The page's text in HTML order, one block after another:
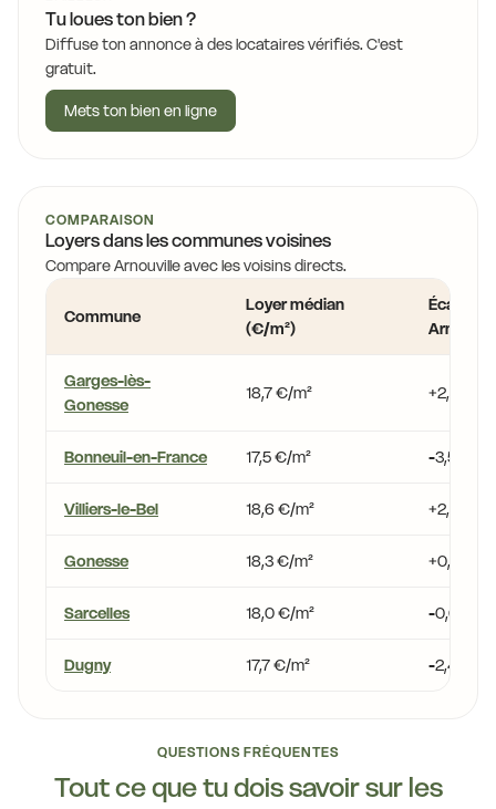
Tu loues ton bien ?
Diffuse ton annonce à des locataires vérifiés. C'est
gratuit.
Mets ton bien en ligne
COMPARAISON
Loyers dans les communes voisines
Compare Arnouville avec les voisins directs.
Commune
Loyer médian
(€/m²)
Écart vs
Garges-lès-
Gonesse
18,7 €/m² +2,8 %
Bonneuil-en-France 17,5 €/m² -3,5 %
Villiers-le-Bel 18,6 €/m² +2,4 %
Gonesse 18,3 €/m² +0,9 %
Sarcelles 18,0 €/m² -0,6 %
Dugny 17,7 €/m² -2,4 %
QUESTIONS FRÉQUENTES
Tout ce que tu dois savoir sur les